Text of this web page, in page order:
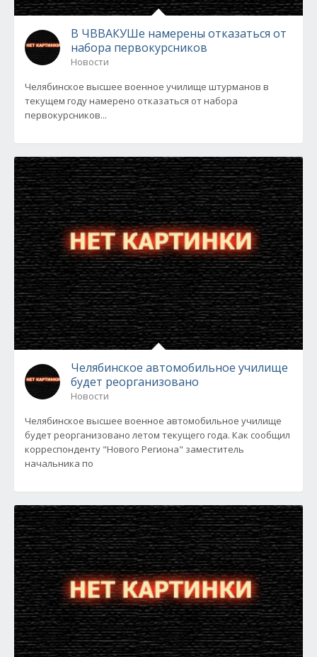
В ЧВВАКУШе намерены отказаться от
набора первокурсников
Новости
Челябинское высшее военное училище штурманов в
текущем году намерено отказаться от набора
первокурсников...
Челябинское автомобильное училище
будет реорганизовано
Новости
Челябинское высшее военное автомобильное училище
будет реорганизовано летом текущего года. Как сообщил
корреспонденту "Нового Региона" заместитель
начальника по